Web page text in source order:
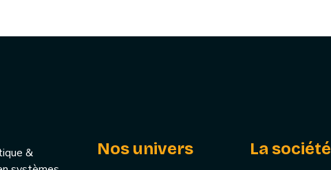
&
Nos univers La société